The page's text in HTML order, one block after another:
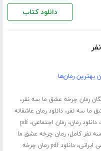
دانلود کتاب
بهترین رمان‌ها
رمان چرخه عشق ما سه نفر،
ما سه نفر،دانلود رمان عاشقانه
،دانلود رمان،رمان اجتماعی،pdf
نفر کامل،رمان چرخه عشق ما
ایرانی،
دانلود pdf رمان چرخه